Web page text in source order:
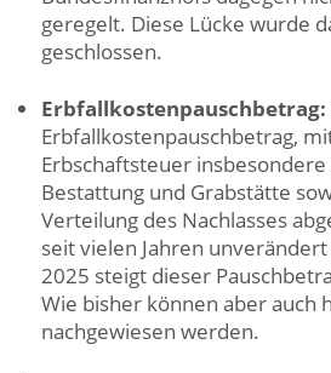
geregelt. Diese Lücke wurde
geschlossen.
Erbfallkostenpauschbetrag:
Erbfallkostenpauschbetrag,
Erbschaftsteuer
Bestattung und Grabstätte
Verteilung des Nachlasses
seit vielen Jahren
2025 steigt dieser
Wie bisher können aber auch
nachgewiesen werden.